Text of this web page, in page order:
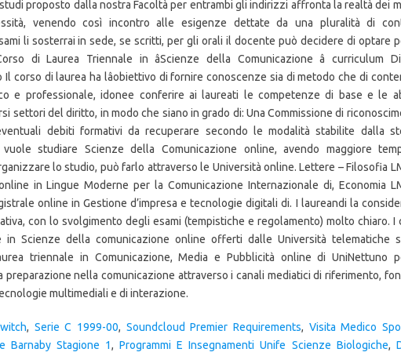
, Serie C 1999-00, Soundcloud Premier Requirements, Visita Medico
Barnaby Stagione 1,Programmi E Insegnamenti Unife Scienze Biologiche,